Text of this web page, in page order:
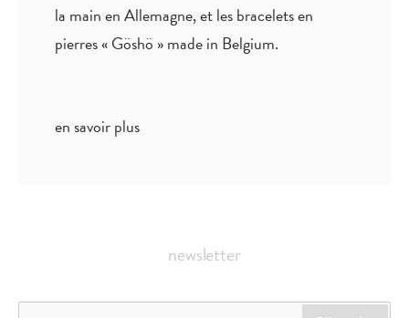
la main en Allemagne, et les bracelets en
pierres « Göshö » made in Belgium.
en savoir plus
newsletter